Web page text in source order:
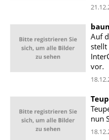
Auf
stellt
vor.
nun